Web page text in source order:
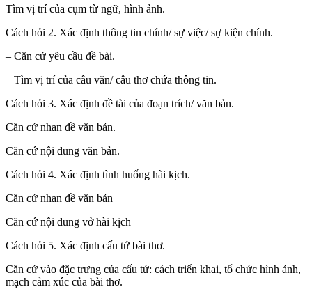
Tìm vị trí của cụm từ ngữ, hình ảnh.
Cách hỏi 2. Xác định thông tin chính/ sự việc/ sự kiện chính.
– Căn cứ yêu cầu đề bài.
– Tìm vị trí của câu văn/ câu thơ chứa thông tin.
Cách hỏi 3. Xác định đề tài của đoạn trích/ văn bản.
Căn cứ nhan đề văn bản.
Căn cứ nội dung văn bản.
Cách hỏi 4. Xác định tình huống hài kịch.
Căn cứ nhan đề văn bản
Căn cứ nội dung vở hài kịch
Cách hỏi 5. Xác định cấu tứ bài thơ.
Căn cứ vào đặc trưng của cấu tứ: cách triển khai, tổ chức hình ảnh,
mạch cảm xúc của bài thơ.